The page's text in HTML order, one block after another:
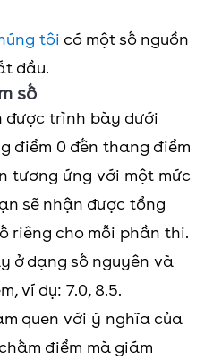
tôi có một số nguồn
đầu.
số
được trình bày dưới
điểm 0 đến thang điểm
tương ứng với một mức
sẽ nhận được tổng
riêng cho mỗi phần thi.
ở dạng số nguyên và
ví dụ: 7.0, 8.5.
quen với ý nghĩa của
điểm mà giám